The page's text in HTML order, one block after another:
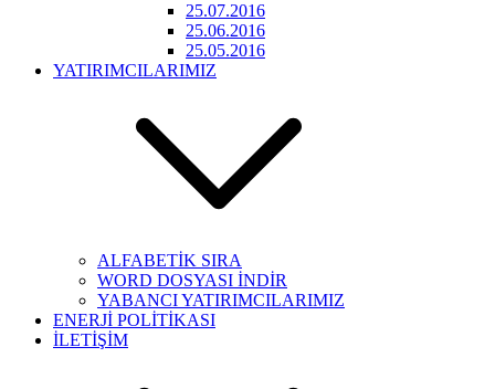
25.07.2016
25.06.2016
25.05.2016
YATIRIMCILARIMIZ
ALFABETİK SIRA
WORD DOSYASI İNDİR
YABANCI YATIRIMCILARIMIZ
ENERJİ POLİTİKASI
İLETİŞİM